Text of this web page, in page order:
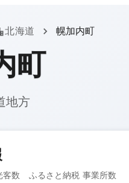
北海道 幌加内町
町
地方
客数 ふるさと納税 事業所数